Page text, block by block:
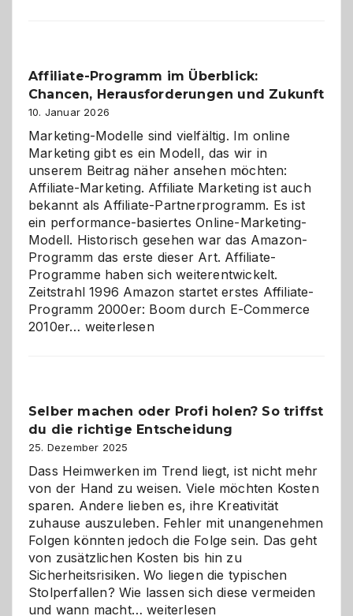
Affiliate-Programm im Überblick:
Chancen, Herausforderungen und Zukunft
10. Januar 2026
Marketing-Modelle sind vielfältig. Im online
Marketing gibt es ein Modell, das wir in
unserem Beitrag näher ansehen möchten:
Affiliate-Marketing. Affiliate Marketing ist auch
bekannt als Affiliate-Partnerprogramm. Es ist
ein performance-basiertes Online-Marketing-
Modell. Historisch gesehen war das Amazon-
Programm das erste dieser Art. Affiliate-
Programme haben sich weiterentwickelt.
Zeitstrahl 1996 Amazon startet erstes Affiliate-
Programm 2000er: Boom durch E-Commerce
2010er… Affiliate-
Herausforderungen
und
Zukunft
weiterlesen
Selber machen oder Profi holen? So triffst
du die richtige Entscheidung
25. Dezember 2025
Dass Heimwerken im Trend liegt, ist nicht mehr
von der Hand zu weisen. Viele möchten Kosten
sparen. Andere lieben es, ihre Kreativität
zuhause auszuleben. Fehler mit unangenehmen
Folgen könnten jedoch die Folge sein. Das geht
von zusätzlichen Kosten bis hin zu
Sicherheitsrisiken. Wo liegen die typischen
Stolperfallen? Wie lassen sich diese vermeiden
und wann macht…Selber
weiterlesen